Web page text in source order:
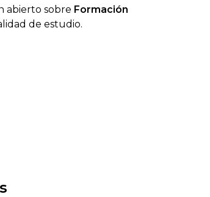
abierto sobre Formación
de estudio.